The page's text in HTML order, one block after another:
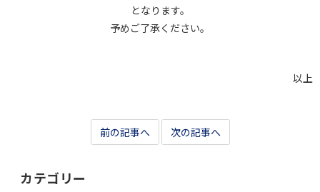
となります。
予めご了承ください。
以上
前の記事へ 次の記事へ
カテゴリー